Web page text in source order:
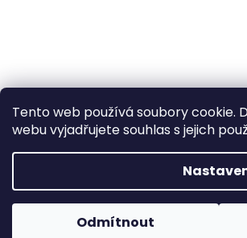
Tento web používá soubory
webu vyjadřujete souhlas s jejich
Odmítnout